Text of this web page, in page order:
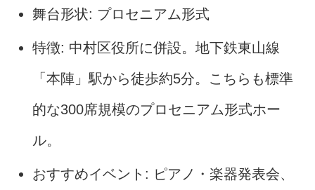
舞台形状: プロセニアム形式
特徴: 中村区役所に併設。地下鉄東山線
「本陣」駅から徒歩約5分。こちらも標準
的な300席規模のプロセニアム形式ホー
ル。
おすすめイベント: ピアノ・楽器発表会、